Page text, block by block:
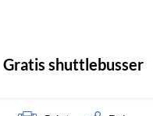
Gratis shuttlebusser